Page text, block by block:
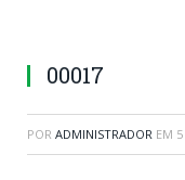
00017
POR ADMINISTRADOR EM